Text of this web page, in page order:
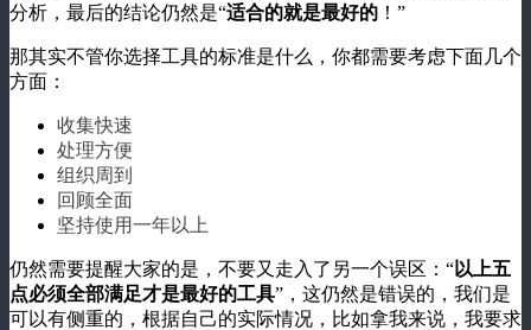
分析，最后的结论仍然是“适合的就是最好的 ！”
那其实不管你选择工具的标准是什么，你都需要考虑下面几个
方面：
收集快速
处理方便
组织周到
回顾全面
坚持使用一年以上
仍然需要提醒大家的是，不要又走入了另一个误区：“以上五
点必须全部满足才是最好的工具”，这仍然是错误的，我们是
可以有侧重的，根据自己的实际情况，比如拿我来说，我要求